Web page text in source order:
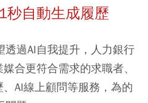
自動生成履歷
過AI自我提升，人力銀行
合更符合需求的求職者、
AI線上顧問等服務，為的